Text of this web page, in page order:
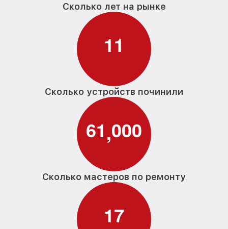
Сколько лет на рынке
11
Сколько устройств починили
61,000
Сколько мастеров по ремонту
17